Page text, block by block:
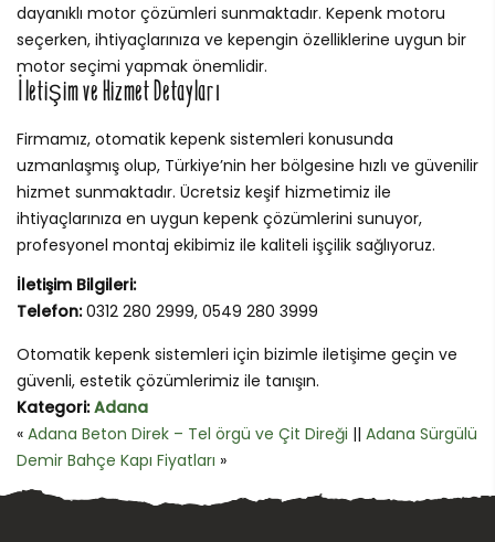
dayanıklı motor çözümleri sunmaktadır. Kepenk motoru
seçerken, ihtiyaçlarınıza ve kepengin özelliklerine uygun bir
motor seçimi yapmak önemlidir.
İletişim ve Hizmet Detayları
Firmamız, otomatik kepenk sistemleri konusunda
uzmanlaşmış olup, Türkiye’nin her bölgesine hızlı ve güvenilir
hizmet sunmaktadır. Ücretsiz keşif hizmetimiz ile
ihtiyaçlarınıza en uygun kepenk çözümlerini sunuyor,
profesyonel montaj ekibimiz ile kaliteli işçilik sağlıyoruz.
İletişim Bilgileri:
Telefon:0312 280 2999, 0549 280 3999
Otomatik kepenk sistemleri için bizimle iletişime geçin ve
güvenli, estetik çözümlerimiz ile tanışın.
Kategori:Adana
« Adana Beton Direk – Tel örgü ve Çit Direği || Adana Sürgülü
Demir Bahçe Kapı Fiyatları »